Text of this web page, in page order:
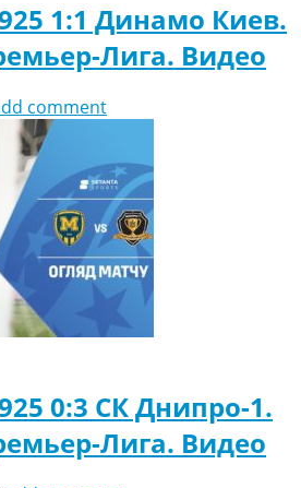
1:1 Динамо Киев.
Лига. Видео
comment
0:3 СК Днипро-1.
Лига. Видео